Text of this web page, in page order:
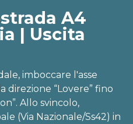
A4
| Uscita
imboccare l'asse
“Lovere” fino
Allo svincolo,
(Via Nazionale/Ss42) in